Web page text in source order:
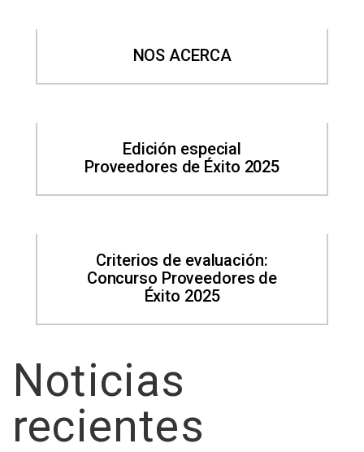
NOS ACERCA
Edición especial
Proveedores de Éxito 2025
Criterios de evaluación:
Concurso Proveedores de
Éxito 2025
Noticias
recientes